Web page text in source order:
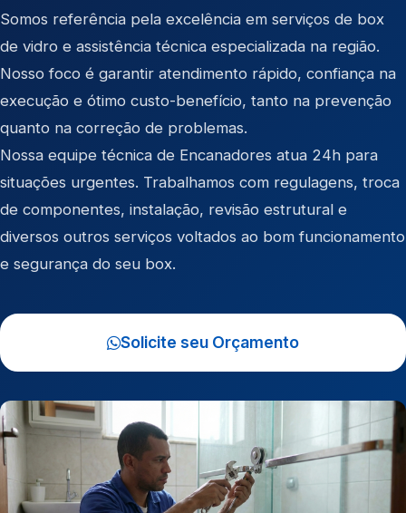
Somos referência pela excelência em serviços de box
de vidro e assistência técnica especializada na região.
Nosso foco é garantir atendimento rápido, confiança na
execução e ótimo custo-benefício, tanto na prevenção
quanto na correção de problemas.
Nossa equipe técnica de Encanadores atua 24h para
situações urgentes. Trabalhamos com regulagens, troca
de componentes, instalação, revisão estrutural e
diversos outros serviços voltados ao bom funcionamento
e segurança do seu box.
Solicite seu Orçamento